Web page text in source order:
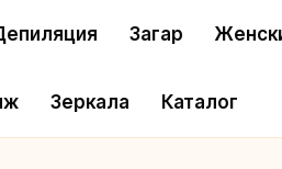
Загар
Зеркала Каталог